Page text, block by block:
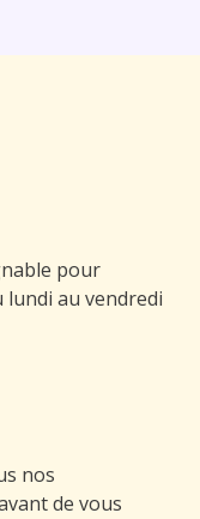
pour
au vendredi
nos
de vous